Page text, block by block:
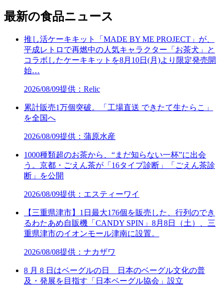
最新の食品ニュース
推し活ケーキキット「MADE BY ME PROJECT」が、
平成レトロで再燃中の人気キャラクター「お茶犬」と
コラボしたケーキキットを8月10日(月)より限定発売開
始…
2026/08/09提供：Relic
累計販売1万個突破。「工場直送 できたて生たらこ」
を全国へ
2026/08/09提供：蒲原水産
1000種類超のお茶から、“まだ知らない一杯”に出会
う。京都・ごえん茶が「16タイプ診断」「ごえん茶診
断」を公開
2026/08/09提供：エスティーワイ
【三重県津市】1日最大176個を販売した、行列のでき
るわたあめ自販機「CANDY SPIN」8月8日（土）、三
重県津市のイオンモール津南に設置。
2026/08/08提供：ナカザワ
8 月 8 日はベーグルの日 日本のベーグル文化の普
及・発展を目指す「日本ベーグル協会」設立